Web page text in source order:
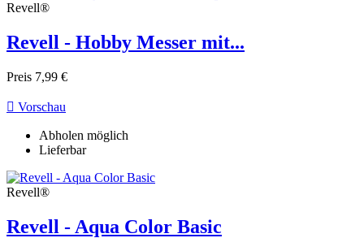
Revell®
Revell - Hobby Messer mit...
Preis 7,99 €
 Vorschau
Abholen möglich
Lieferbar
Revell®
Revell - Aqua Color Basic